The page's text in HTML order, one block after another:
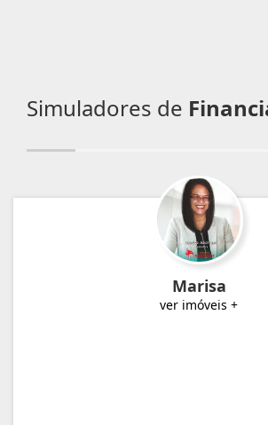
Simuladores de
Marisa
ver imóveis +